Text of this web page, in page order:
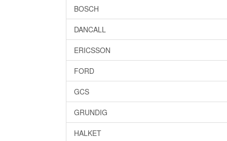
BOSCH
DANCALL
ERICSSON
FORD
GCS
GRUNDIG
HALKET